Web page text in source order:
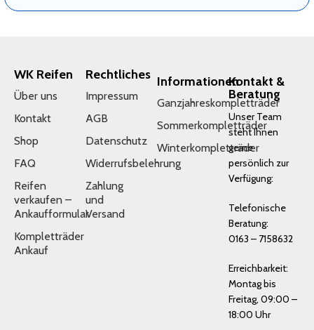
WK Reifen
Über uns
Kontakt
Shop
FAQ
Reifen
verkaufen –
Ankaufformular
Kompletträder
Ankauf
Rechtliches
Impressum
AGB
Datenschutz
Widerrufsbelehrung
Zahlung
und
Versand
Informationen
Ganzjahreskompletträder
Sommerkompletträder
Winterkompletträder
Kontakt &
Beratung
Unser Team
steht Ihnen
gerne
persönlich zur
Verfügung:
Telefonische
Beratung:
0163 – 7158632
Erreichbarkeit:
Montag bis
Freitag, 09:00 –
18:00 Uhr